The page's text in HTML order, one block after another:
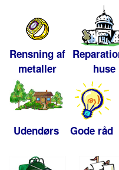
Rensning af
metaller
huse
Udendørs Gode råd